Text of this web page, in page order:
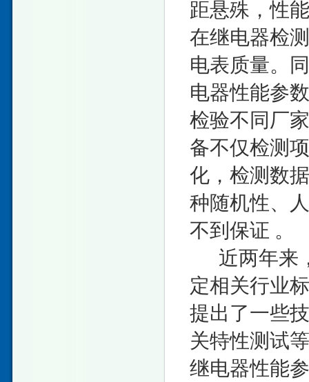
距悬殊，性
在继电器检
电表质量。
电器性能参
检验不同厂
备不仅检测
化，检测数
种随机性、
不到保证 。
近两年来
定相关行业
提出了一些
关特性测试
继电器性能